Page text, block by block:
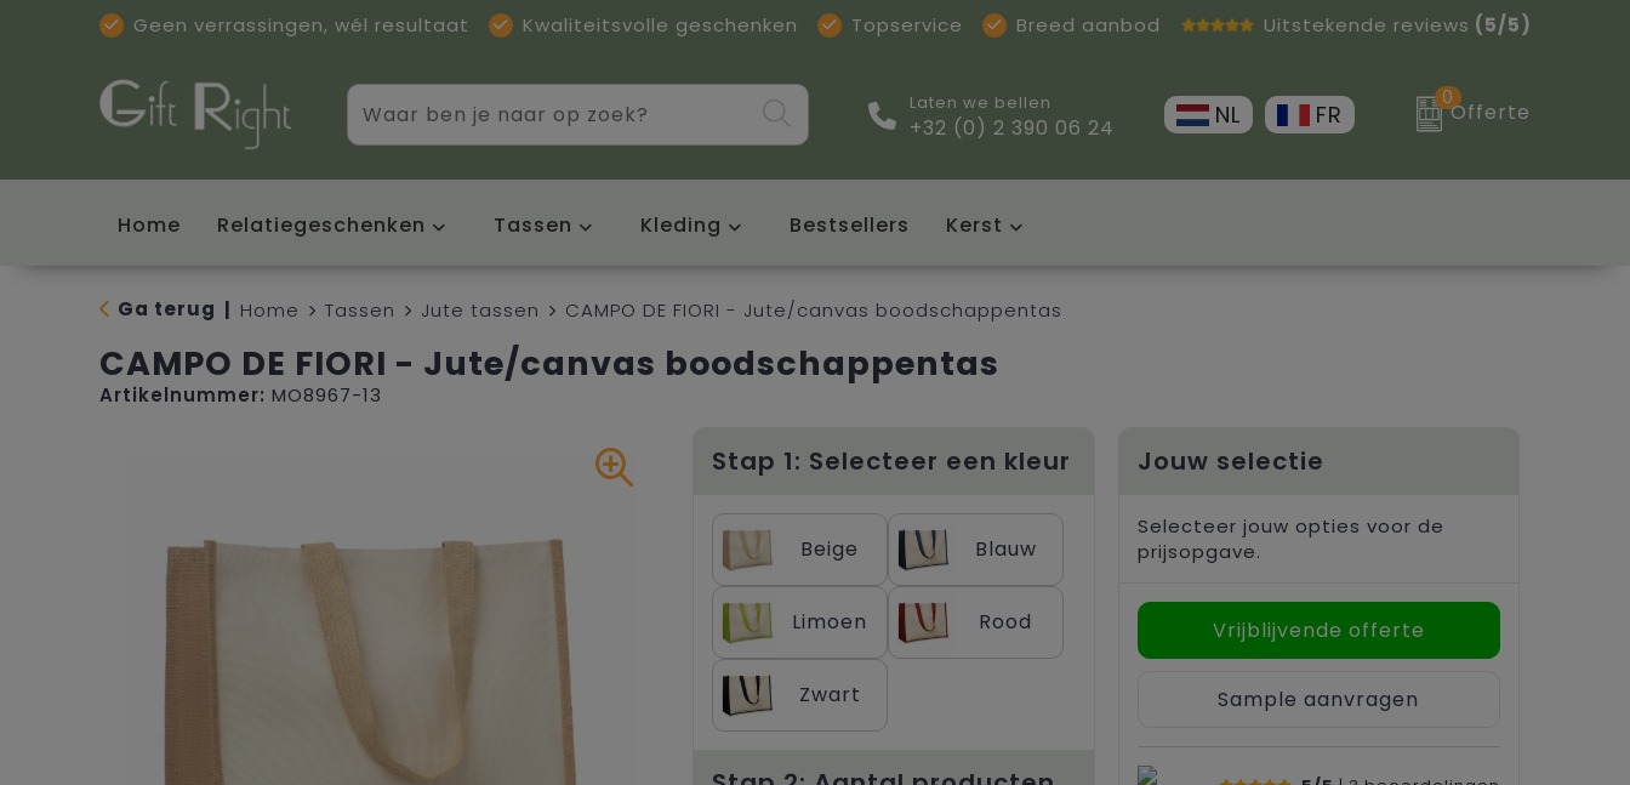
Geen verrassingen, wél resultaat Kwaliteitsvolle geschenken Topservice Breed aanbod Uitstekende reviews (5/5)
Laten we bellen
+32 (0) 2 390 06 24 NL FR
0
Offerte
Home Relatiegeschenken Tassen Kleding Bestsellers Kerst
Ga terug Home Tassen Jute tassen CAMPO DE FIORI - Jute/canvas boodschappentas
CAMPO DE FIORI - Jute/canvas boodschappentas
Artikelnummer: MO8967-13
Stap 1: Selecteer een kleur
Beige Blauw
Limoen Rood
Zwart
Jouw selectie
Selecteer jouw opties voor de
prijsopgave.
Vrijblijvende offerte
Sample aanvragen